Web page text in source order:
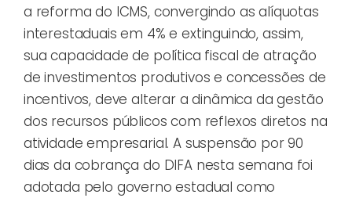
a reforma do ICMS, convergindo as alíquotas
interestaduais em 4% e extinguindo, assim,
sua capacidade de política fiscal de atração
de investimentos produtivos e concessões de
incentivos, deve alterar a dinâmica da gestão
dos recursos públicos com reflexos diretos na
atividade empresarial. A suspensão por 90
dias da cobrança do DIFA nesta semana foi
adotada pelo governo estadual como